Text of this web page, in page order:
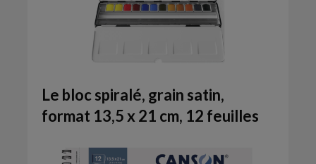
Le bloc spiralé, grain satin,
format 13,5 x 21 cm, 12 feuilles